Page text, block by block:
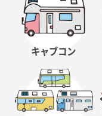
キャブコン